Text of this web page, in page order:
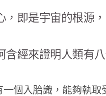
，即是宇宙的根源
含經來證明人類有八
一個入胎識，能夠執